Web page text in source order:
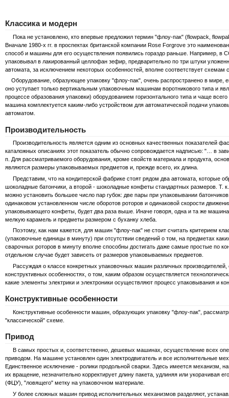
Классика и модерн
Пока не установлено, кто впервые предложил термин "флоу-пак" (flowpack,
Вначале 1980-х гг. в проспектах британской компании Rose Forgrove это
способ и машины для его осуществления появились гораздо раньше. Например, в
упаковывал в лакированный целлофан зефир, предварительно по три штуки
автомата, за исключением некоторых особенностей, вполне соответствует схемам
Оборудование, образующее упаковку "флоу-пак", очень распространено в мире,
оно уступает только вертикальным упаковочным машинам воротникового типа и
процессе образования упаковки) оборудованием горизонтального типа и чаще
машина комплектуется каким-либо устройством для автоматической подачи
автоматом.
Производительность
Производительность является одним из основных качественных показателей
каталожных описаниях этот показатель обычно сопровождается надписью: "… в
п. Для рассматриваемого оборудования, кроме свойств материала и продукта,
являются размеры упаковываемых предметов и, прежде всего, их длина.
Представим, что на кондитерской фабрике стоят рядом два автомата, которые
шоколадные батончики, а второй - шоколадные конфеты стандартных размеров. Т.
можно установить большее число пар губок: две пары при упаковывании
одинаковом установленном числе оборотов роторов и одинаковой скорости
упаковывающего конфеты, будет два раза выше. Иначе говоря, одна и та же
мелкую карамель и предметы размером с буханку хлеба.
Поэтому, как нам кажется, для машин "флоу-пак" не стоит считать критерием
(упаковочные единицы в минуту) при отсутствии сведений о том, на предметах
сварочных роторов в минуту вполне способны достигать даже самые простые по
отдельном случае будет зависеть от размеров упаковываемых предметов.
Рассуждая о классе конкретных упаковочных машин различных производителей,
конструктивных особенностях, о том, каким образом осуществляется
какие элементы электрики и электроники осуществляют процесс упаковывания и
Конструктивные особенности
Конструктивные особенности машин, образующих упаковку "флоу-пак",
"классической" схеме.
Привод
В самых простых и, соответственно, дешевых машинах, осуществление всех
приводом. На машине установлен один электродвигатель и все исполнительные
Единственное исключение - ролики продольной сварки. Здесь имеется механизм,
их вращение, незначительно корректирует длину пакета, удлиняя или укорачивая
(ФЦУ), "ловящего" метку на упаковочном материале.
У более сложных машин привод исполнительных механизмов разделяют,